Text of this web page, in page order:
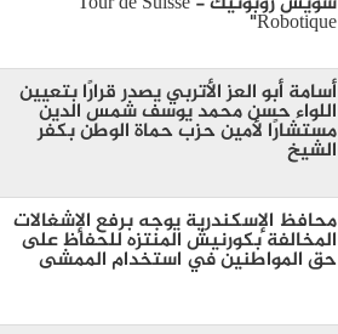
Robotique"
أسامة أبو العز الأتربي يصدر قرارًا بتعيين
اللواء حسن محمد يوسف شمس الدين
مستشارًا لأمين حزب حماة الوطن بكفر
الشيخ
محافظ الإسكندرية يوجه برفع الإشغالات
المخالفة بكورنيش المنتزه للحفاظ على
حق المواطنين في استخدام الممشى